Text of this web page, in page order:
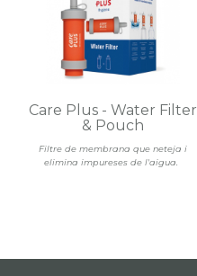
Filtre de membrana que neteja i
elimina impureses de l'aigua.
Care Plus - Water Filter
& Pouch